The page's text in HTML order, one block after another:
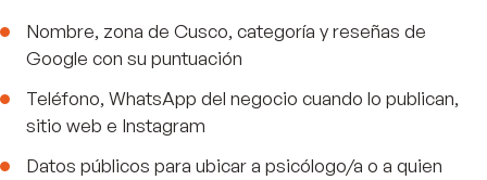
Nombre, zona de Cusco, categoría y reseñas de
Google con su puntuación
Teléfono, WhatsApp del negocio cuando lo publican,
sitio web e Instagram
Datos públicos para ubicar a psicólogo/a o a quien